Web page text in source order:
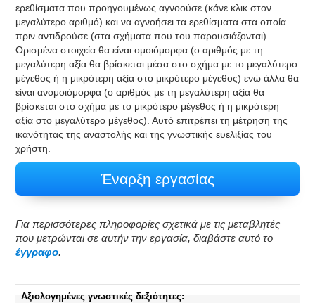
ερεθίσματα που προηγουμένως αγνοούσε (κάνε κλικ στον
μεγαλύτερο αριθμό) και να αγνοήσει τα ερεθίσματα στα οποία
πριν αντιδρούσε (στα σχήματα που του παρουσιάζονται).
Ορισμένα στοιχεία θα είναι ομοιόμορφα (ο αριθμός με τη
μεγαλύτερη αξία θα βρίσκεται μέσα στο σχήμα με το μεγαλύτερο
μέγεθος ή η μικρότερη αξία στο μικρότερο μέγεθος) ενώ άλλα θα
είναι ανομοιόμορφα (ο αριθμός με τη μεγαλύτερη αξία θα
βρίσκεται στο σχήμα με το μικρότερο μέγεθος ή η μικρότερη
αξία στο μεγαλύτερο μέγεθος). Αυτό επιτρέπει τη μέτρηση της
ικανότητας της αναστολής και της γνωστικής ευελιξίας του
χρήστη.
Έναρξη εργασίας
Για περισσότερες πληροφορίες σχετικά με τις μεταβλητές
που μετρώνται σε αυτήν την εργασία, διαβάστε αυτό το
έγγραφο.
Αξιολογημένες γνωστικές δεξιότητες: